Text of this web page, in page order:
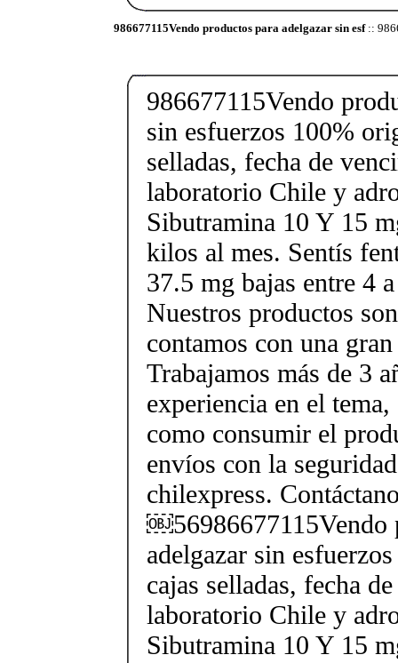
986677115Vendo productos para adelgazar sin esf::
986677115Vendo
sin esfuerzos 100%
selladas, fecha de
laboratorio Chile y
Sibutramina 10 Y 15
kilos al mes. Sentís
37.5 mg bajas entre 4
Nuestros productos
contamos con una
Trabajamos más de 3
experiencia en el
como consumir el
envíos con la
chilexpress.
￼56986677115Vendo
adelgazar sin
cajas selladas, fecha
laboratorio Chile y
Sibutramina 10 Y 15